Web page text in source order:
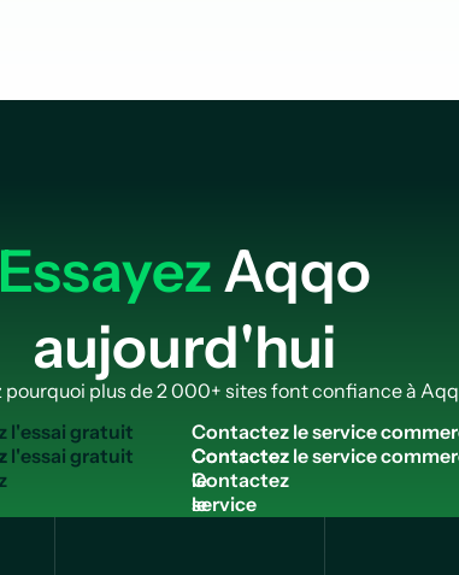
EssayezAqqo
aujourd'hui
pourquoi plus de 2 000+ sites font confiance à
l'essaigratuit
Contactez leservicecommer
Contactez
le
service